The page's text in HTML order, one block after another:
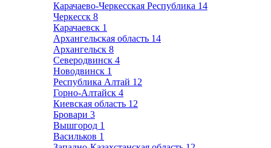
Карачаево-Черкесская Республика 14
Черкесск 8
Карачаевск 1
Архангельская область 14
Архангельск 8
Северодвинск 4
Новодвинск 1
Республика Алтай 12
Горно-Алтайск 4
Киевская область 12
Бровари 3
Вышгород 1
Васильков 1